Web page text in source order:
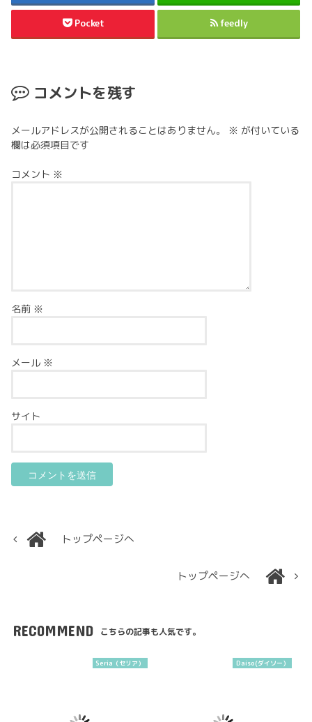
Pocket feedly
コメントを残す
メールアドレスが公開されることはありません。 ※ が付いている
欄は必須項目です
コメント ※
名前 ※
メール ※
サイト
トップページへ
トップページへ
RECOMMEND こちらの記事も人気です。
Seria（セリア） Daiso(ダイソー）